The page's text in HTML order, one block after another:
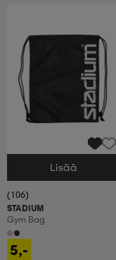
Valitse Koko
Lisää
(106)
STADIUM
Gym Bag
5,-